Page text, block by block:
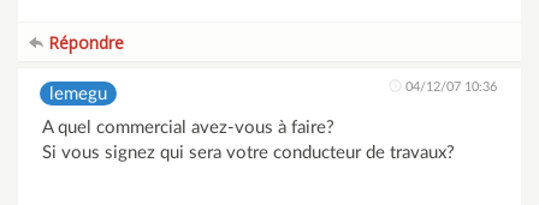
Répondre
lemegu 04/12/07 10:36
A quel commercial avez-vous à faire?
Si vous signez qui sera votre conducteur de travaux?